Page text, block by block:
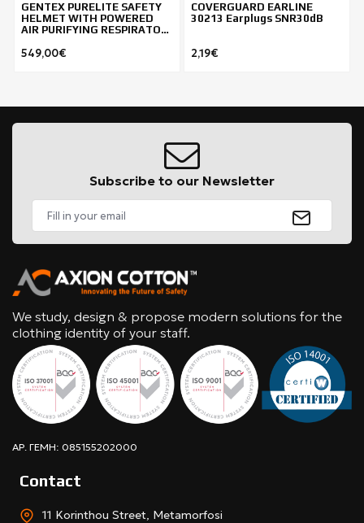
GENTEX PURELITE SAFETY
HELMET WITH POWERED
AIR PURIFYING RESPIRATOR
549,00€
COVERGUARD EARLINE
30213 Earplugs SNR30dB
2,19€
Subscribe to our Newsletter
We study, design & propose modern solutions for the
clothing identity of your staff.
ΑΡ. ΓΕΜΗ: 085155202000
Contact
11 Korinthou Street, Metamorfosi